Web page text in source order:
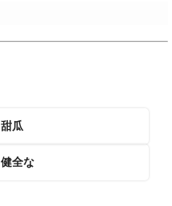
甜瓜
健全な